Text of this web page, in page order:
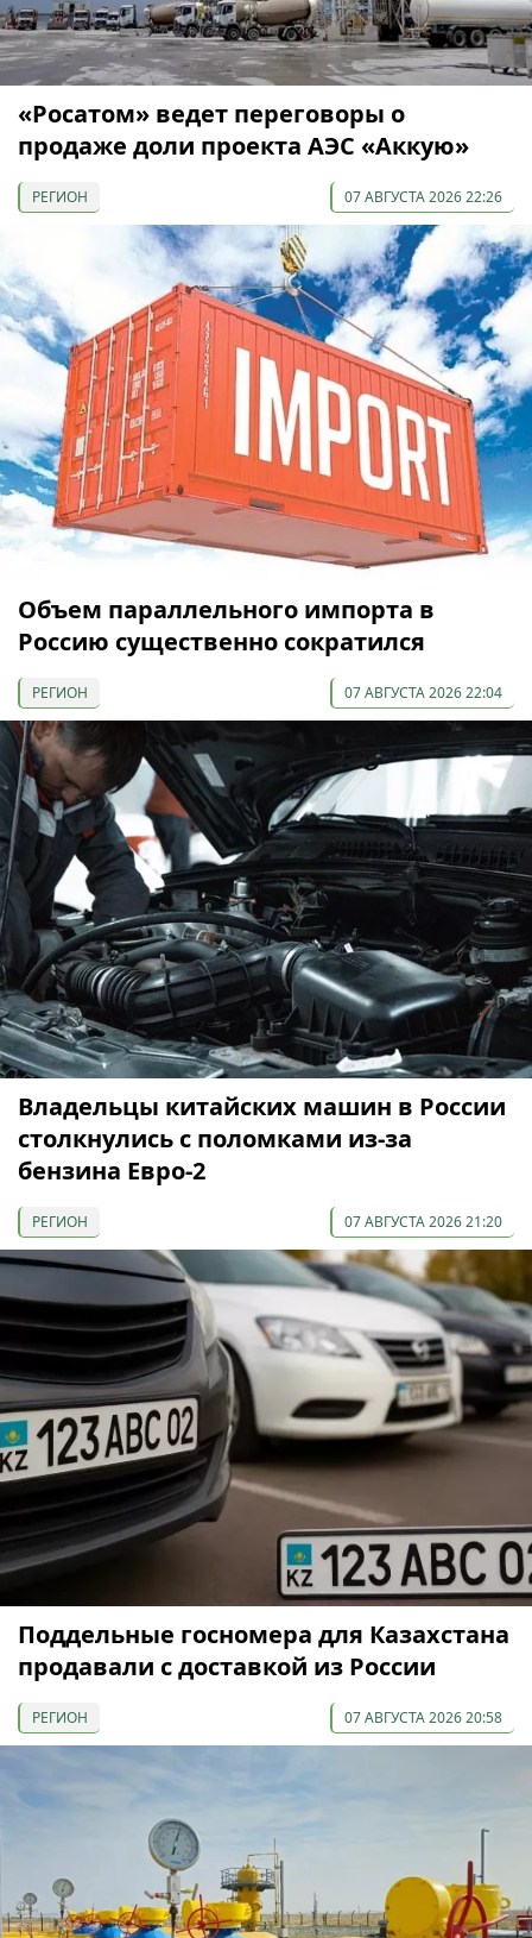
«Росатом» ведет переговоры о
продаже доли проекта АЭС «Аккую»
РЕГИОН 07 АВГУСТА 2026 22:26
Объем параллельного импорта в
Россию существенно сократился
РЕГИОН 07 АВГУСТА 2026 22:04
Владельцы китайских машин в России
столкнулись с поломками из-за
бензина Евро-2
РЕГИОН 07 АВГУСТА 2026 21:20
Поддельные госномера для Казахстана
продавали с доставкой из России
РЕГИОН 07 АВГУСТА 2026 20:58